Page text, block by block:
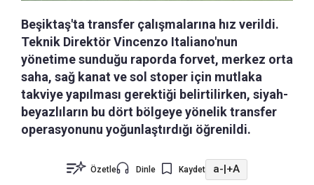
Beşiktaş'ta transfer çalışmalarına hız verildi.
Teknik Direktör Vincenzo Italiano'nun
yönetime sunduğu raporda forvet, merkez orta
saha, sağ kanat ve sol stoper için mutlaka
takviye yapılması gerektiği belirtilirken, siyah-
beyazlıların bu dört bölgeye yönelik transfer
operasyonunu yoğunlaştırdığı öğrenildi.
Özetle Dinle Kaydet a-|+A